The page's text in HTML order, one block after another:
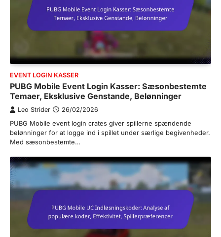
EVENT LOGIN KASSER
PUBG Mobile Event Login Kasser: Sæsonbestemte
Temaer, Eksklusive Genstande, Belønninger
Leo Strider 26/02/2026
PUBG Mobile event login crates giver spillerne spændende
belønninger for at logge ind i spillet under særlige begivenheder.
Med sæsonbestemte…